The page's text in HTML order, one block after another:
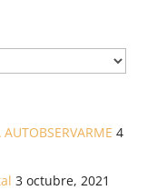
4
3 octubre, 2021